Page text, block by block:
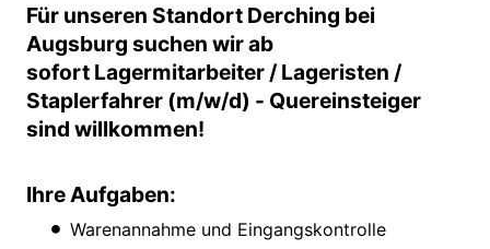
Für unseren Standort Derching bei
Augsburg suchen wir ab
sofort Lagermitarbeiter / Lageristen /
Staplerfahrer (m/w/d) - Quereinsteiger
sind willkommen!
Ihre Aufgaben:
Warenannahme und Eingangskontrolle